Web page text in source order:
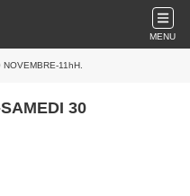
MENU
11hH.
30